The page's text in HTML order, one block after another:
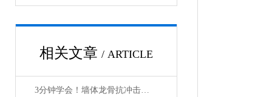
相关文章 / ARTICLE
3分钟学会！墙体龙骨抗冲击试验装置的正确使用方法，让效率翻倍